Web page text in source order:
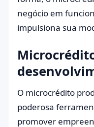
negócio em
impulsiona sua
O microcrédito
poderosa
promover